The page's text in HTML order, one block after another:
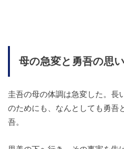
母の急変と勇吾の思い
圭吾の母の体調は急変した。長
のためにも、なんとしても勇吾
吾。